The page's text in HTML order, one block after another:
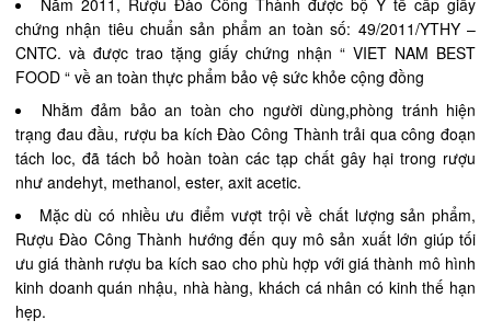
chứng nhận tiêu chuẩn sản phẩm an toàn số: 49/2011/YTHY –
CNTC. và được trao tặng giấy chứng nhận “ VIET NAM BEST
FOOD “ về an toàn thực phẩm bảo vệ sức khỏe cộng đồng
Nhằm đảm bảo an toàn cho người dùng,phòng tránh hiện
trạng đau đầu, rượu ba kích Đào Công Thành trải qua công đoạn
tách loc, đã tách bỏ hoàn toàn các tạp chất gây hại trong rượu
như andehyt, methanol, ester, axit acetic.
Mặc dù có nhiều ưu điểm vượt trội về chất lượng sản phẩm,
Rượu Đào Công Thành hướng đến quy mô sản xuất lớn giúp tối
ưu giá thành rượu ba kích sao cho phù hợp với giá thành mô hình
kinh doanh quán nhậu, nhà hàng, khách cá nhân có kinh thế hạn
hẹp.